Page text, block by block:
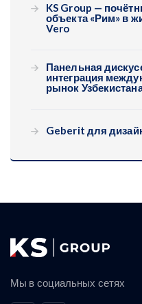
KS Group —
объекта «Рим» в
Vero
Панельная
интеграция
рынок
Geberit для
Мы в социальных сетях